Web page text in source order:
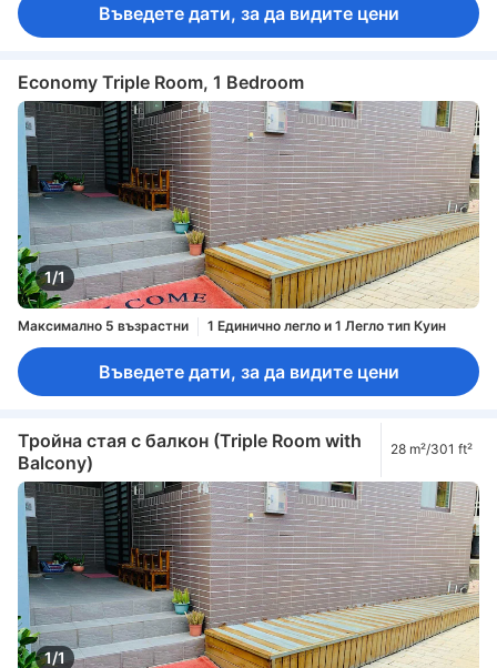
Въведете дати, за да видите цени
Economy Triple Room, 1 Bedroom
1/1
Максимално 5 възрастни 1 Единично легло и 1 Легло тип Куин
Въведете дати, за да видите цени
Тройна стая с балкон (Triple Room with
Balcony)
28 m²/301 ft²
1/1